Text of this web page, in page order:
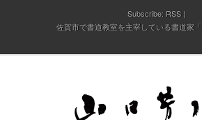
Subscribe: RSS
佐賀市で書道教室を主宰している書道家